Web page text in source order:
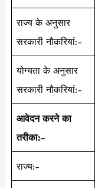
राज्य के अनुसार
सरकारी नौकरियां:-
योग्यता के अनुसार
सरकारी नौकरियां:-
आवेदन करने का
तरीका:–
राज्य:-